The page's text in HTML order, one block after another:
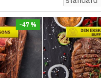
-47 %